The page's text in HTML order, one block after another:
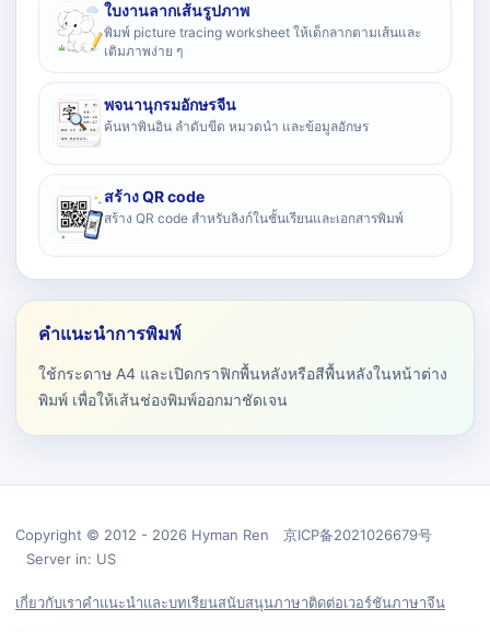
ใบงานลากเส้นรูปภาพ
พิมพ์ picture tracing worksheet ให้เด็กลากตามเส้นและ
เติมภาพง่าย ๆ
พจนานุกรมอักษรจีน
ค้นหาพินอิน ลำดับขีด หมวดนำ และข้อมูลอักษร
สร้าง QR code
สร้าง QR code สำหรับลิงก์ในชั้นเรียนและเอกสารพิมพ์
คำแนะนำการพิมพ์
ใช้กระดาษ A4 และเปิดกราฟิกพื้นหลังหรือสีพื้นหลังในหน้าต่าง
พิมพ์ เพื่อให้เส้นช่องพิมพ์ออกมาชัดเจน
Copyright © 2012 - 2026 Hyman Ren 京ICP备2021026679号
Server in: US
เกี่ยวกับเราคำแนะนำและบทเรียนสนับสนุนภาษาติดต่อเวอร์ชันภาษาจีน